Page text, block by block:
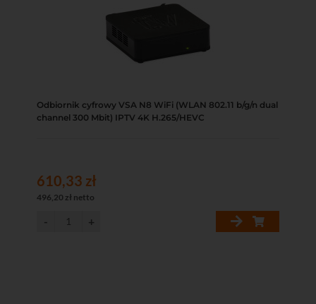
Odbiornik cyfrowy VSA N8 WiFi (WLAN 802.11 b/g/n dual
channel 300 Mbit) IPTV 4K H.265/HEVC
610,33 zł
496,20 zł netto